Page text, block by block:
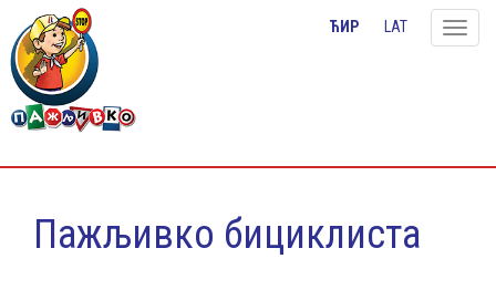
Toggle
ЋИР LAT
Пажљивко бициклиста